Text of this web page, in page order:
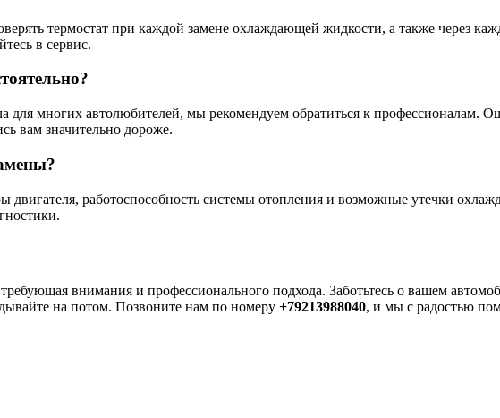
термостат при каждой замене охлаждающей жидкости, а также через
в сервис.
для многих автолюбителей, мы рекомендуем обратиться к профессионалам.
вам значительно дороже.
двигателя, работоспособность системы отопления и возможные утечки
внимания и профессионального подхода. Заботьтесь о вашем
на потом. Позвоните нам по номеру +79213988040, и мы с радостью